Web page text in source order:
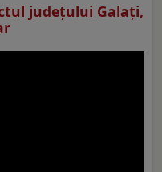
judeţului Galaţi,